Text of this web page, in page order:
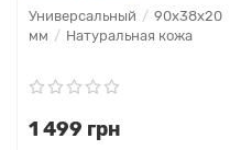
Универсальный
90х38х20
мм
Натуральная кожа
1 499 грн